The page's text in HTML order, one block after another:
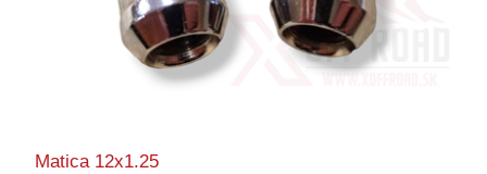
Matica 12x1.25